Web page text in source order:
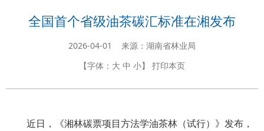
全国首个省级油茶碳汇标准在湘发布
2026-04-01 来源：​湖南省林业局
【字体： 大 中 小】 打印本页
近日，《湘林碳票项目方法学油茶林（试行）》发布，